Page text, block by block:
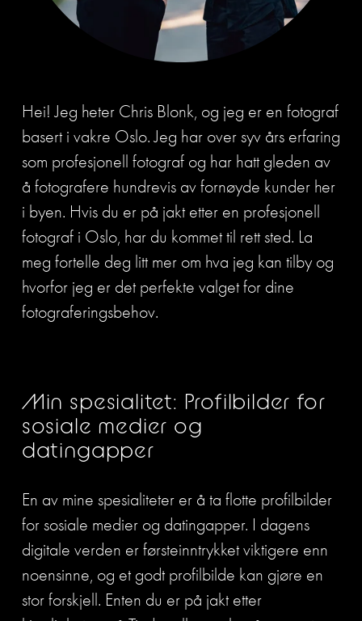
Hei! Jeg heter Chris Blonk, og jeg er en fotograf
basert i vakre Oslo. Jeg har over syv års erfaring
som profesjonell fotograf og har hatt gleden av
å fotografere hundrevis av fornøyde kunder her
i byen. Hvis du er på jakt etter en profesjonell
fotograf i Oslo, har du kommet til rett sted. La
meg fortelle deg litt mer om hva jeg kan tilby og
hvorfor jeg er det perfekte valget for dine
fotograferingsbehov.
Min spesialitet: Profilbilder for
sosiale medier og
datingapper
En av mine spesialiteter er å ta flotte profilbilder
for sosiale medier og datingapper. I dagens
digitale verden er førsteinntrykket viktigere enn
noensinne, og et godt profilbilde kan gjøre en
stor forskjell. Enten du er på jakt etter